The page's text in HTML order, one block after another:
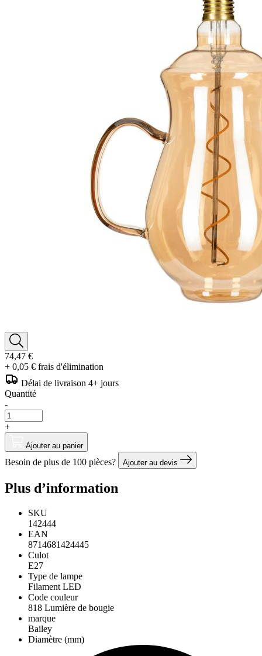
74,47 €
+ 0,05 € frais d'élimination
Délai de livraison 4+ jours
Quantité
-
+
Ajouter au panier
Besoin de plus de 100 pièces? Ajouter au devis
Plus d’information
SKU
142444
EAN
8714681424445
Culot
E27
Type de lampe
Filament LED
Code couleur
818 Lumière de bougie
marque
Bailey
Diamètre (mm)